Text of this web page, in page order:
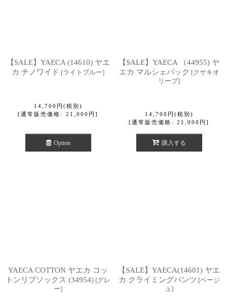
【SALE】YAECA (14610) ヤエ
カ チノワイド [ライトブルー]
14,700 円 (税別)
[通常販売価格 : 21,000 円 ]
Option
【SALE】YAECA （44955) ヤ
エカ マルシェバック [クサキオ
リーブ]
14,700 円 (税別)
[通常販売価格 : 21,000 円 ]
購入する
YAECA COTTON ヤエカ コッ
トンリブソックス (34954) [グレ
ー]
【SALE】YAECA(14601) ヤエ
カ クライミングパンツ [ベージ
ュ]